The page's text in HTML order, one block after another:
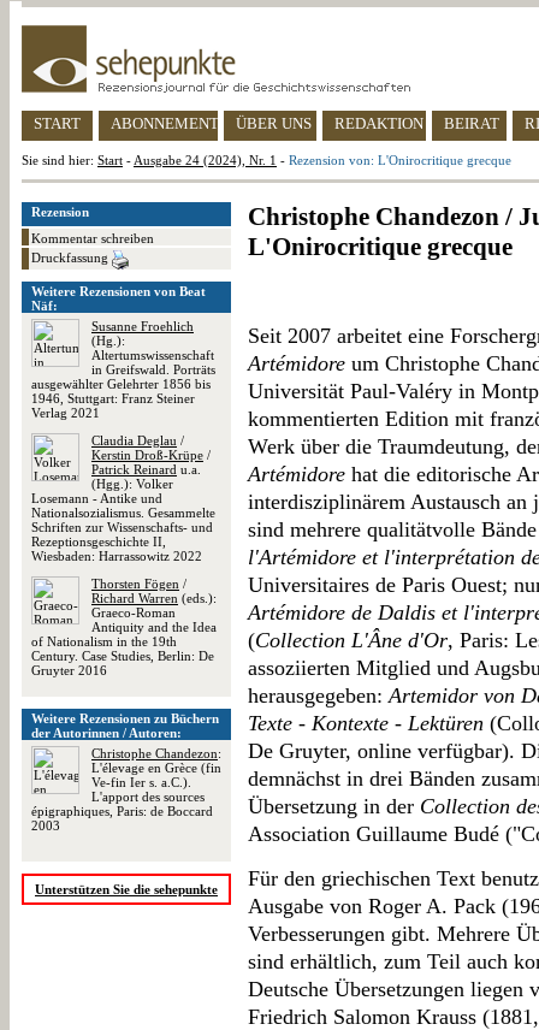
START ABONNEMENT ÜBER UNS REDAKTION BEIRAT
Sie sind hier: Start - Ausgabe 24 (2024), Nr. 1 - Rezension von: L'Onirocritique grecque
Rezension
Kommentar schreiben
Druckfassung
Weitere Rezensionen von Beat
Näf:
Susanne Froehlich
(Hg.):
Altertumswissenschaft
in Greifswald. Porträts
ausgewählter Gelehrter 1856 bis
1946, Stuttgart: Franz Steiner
Verlag 2021
Claudia Deglau /
Kerstin Droß-Krüpe /
Patrick Reinard u.a.
(Hgg.): Volker
Losemann - Antike und
Nationalsozialismus. Gesammelte
Schriften zur Wissenschafts- und
Rezeptionsgeschichte II,
Wiesbaden: Harrassowitz 2022
Thorsten Fögen /
Richard Warren (eds.):
Graeco-Roman
Antiquity and the Idea
of Nationalism in the 19th
Century. Case Studies, Berlin: De
Gruyter 2016
Weitere Rezensionen zu Büchern
der Autorinnen / Autoren:
Christophe Chandezon:
L'élevage en Grèce (fin
Ve-fin Ier s. a.C.).
L'apport des sources
épigraphiques, Paris: de Boccard
2003
Unterstützen Sie die sehepunkte
Christophe Chandezon /
L'Onirocritique grecque
Seit 2007 arbeitet eine
Artémidore um Christophe
Universität Paul-Valéry in
kommentierten Edition mit
Werk über die Traumdeutung,
Artémidore hat die editorische
interdisziplinärem Austausch an
sind mehrere qualitätvolle
l'Artémidore et l'interprétation
Universitaires de Paris Ouest;
Artémidore de Daldis et
(Collection L'Âne d'Or, Paris:
assoziierten Mitglied und
herausgegeben:Artemidor von
Texte - Kontexte - Lektüren
De Gruyter, online verfügbar).
demnächst in drei Bänden
Übersetzung in der Collection
Association Guillaume Budé
Für den griechischen Text
Ausgabe von Roger A. Pack
Verbesserungen gibt. Mehrere
sind erhältlich, zum Teil auch
Deutsche Übersetzungen
Friedrich Salomon Krauss